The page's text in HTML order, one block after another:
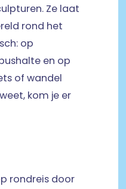
Ze laat
rond het
op
en op
of wandel
kom je er
rondreis door